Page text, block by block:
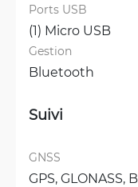
Ports USB
(1) Micro USB
Gestion
Bluetooth
Suivi
GNSS
GPS, GLONASS,